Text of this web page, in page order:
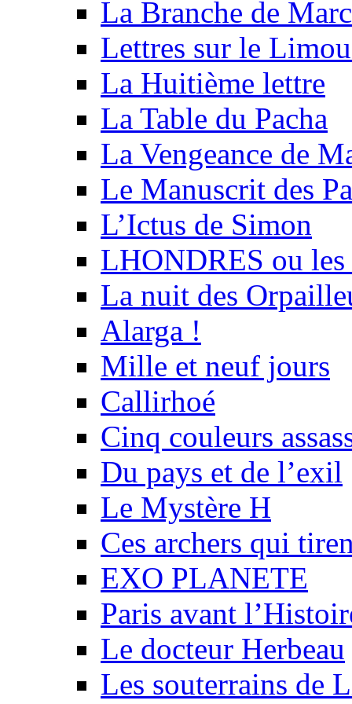
La Branche de Marc
Lettres sur le
La Huitième lettre
La Table du Pacha
La Vengeance de
Le Manuscrit des
L’Ictus de Simon
LHONDRES ou
La nuit des
Alarga !
Mille et neuf jours
Callirhoé
Cinq couleurs
Du pays et de l’exil
Le Mystère H
Ces archers qui
EXO PLANETE
Paris avant
Le docteur Herbeau
Les souterrains de